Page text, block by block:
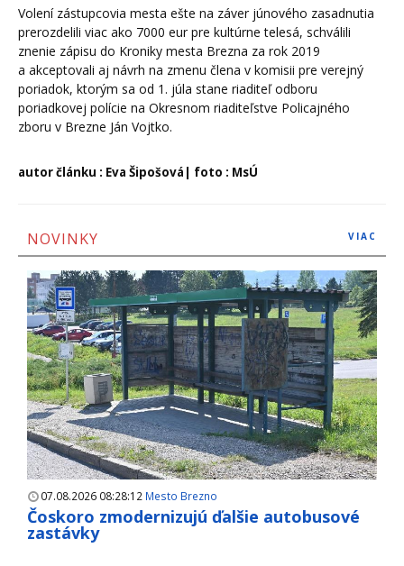
Volení zástupcovia mesta ešte na záver júnového zasadnutia
prerozdelili viac ako 7000 eur pre kultúrne telesá, schválili
znenie zápisu do Kroniky mesta Brezna za rok 2019
a akceptovali aj návrh na zmenu člena v komisii pre verejný
poriadok, ktorým sa od 1. júla stane riaditeľ odboru
poriadkovej polície na Okresnom riaditeľstve Policajného
zboru v Brezne Ján Vojtko.
autor článku : Eva Šipošová| foto : MsÚ
NOVINKY VIAC
07.08.2026 08:28:12 Mesto Brezno
Čoskoro zmodernizujú ďalšie autobusové
zastávky